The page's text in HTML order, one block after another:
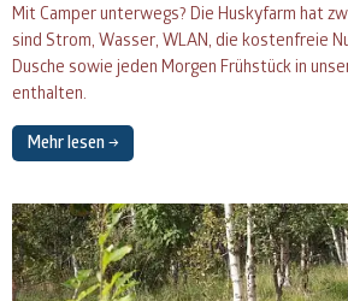
Mit Camper unterwegs? Die Huskyfarm hat
sind Strom, Wasser, WLAN, die kostenfreie
Dusche sowie jeden Morgen Frühstück in
enthalten.
Mehr lesen →